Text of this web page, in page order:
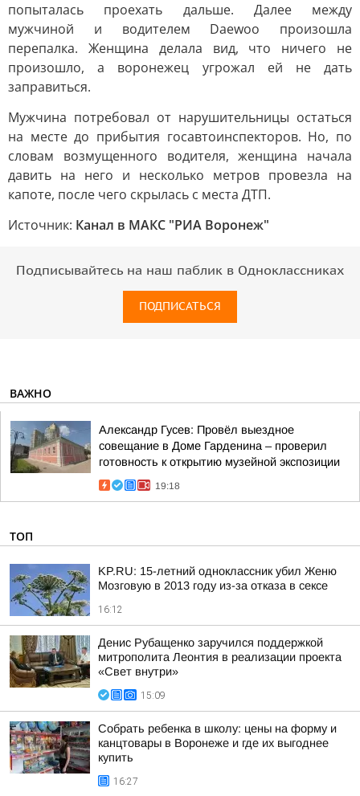
попыталась проехать дальше. Далее между
мужчиной и водителем Daewoo произошла
перепалка. Женщина делала вид, что ничего не
произошло, а воронежец угрожал ей не дать
заправиться.
Мужчина потребовал от нарушительницы остаться
на месте до прибытия госавтоинспекторов. Но, по
словам возмущенного водителя, женщина начала
давить на него и несколько метров провезла на
капоте, после чего скрылась с места ДТП.
Источник: Канал в МАКС "РИА Воронеж"
Подписывайтесь на наш паблик в Одноклассниках
ПОДПИСАТЬСЯ
ВАЖНО
Александр Гусев: Провёл выездное
совещание в Доме Гарденина – проверил
готовность к открытию музейной экспозиции
19:18
ТОП
KP.RU: 15-летний одноклассник убил Женю
Мозговую в 2013 году из-за отказа в сексе
16:12
Денис Рубащенко заручился поддержкой
митрополита Леонтия в реализации проекта
«Свет внутри»
15:09
Собрать ребенка в школу: цены на форму и
канцтовары в Воронеже и где их выгоднее
купить
16:27